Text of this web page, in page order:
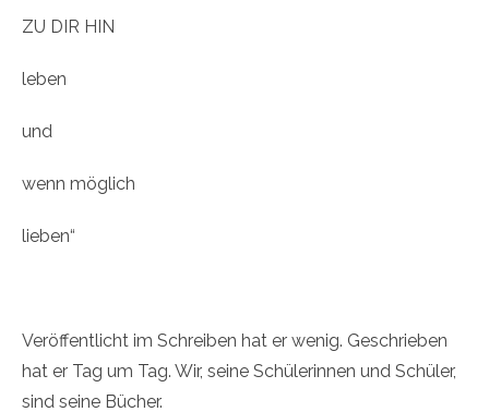
ZU DIR HIN
leben
und
wenn möglich
lieben“
Veröffentlicht im Schreiben hat er wenig. Geschrieben
hat er Tag um Tag. Wir, seine Schülerinnen und Schüler,
sind seine Bücher.